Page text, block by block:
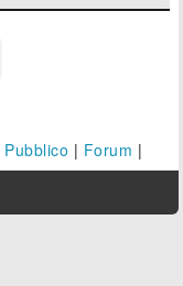
Pubblico | Forum |